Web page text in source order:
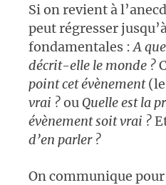
Si on revient à
peut régresser
fondamentales : A
décrit-elle le monde ?
point cet évènement
vrai ?ou Quelle est la
évènement soit vrai ?
d’en parler ?
On communique